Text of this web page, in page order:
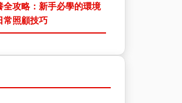
全攻略：新手必學的環境
常照顧技巧